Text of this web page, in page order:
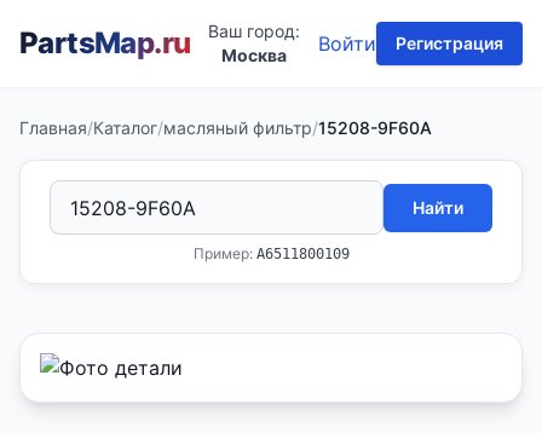
PartsMap.ru
Ваш город:
Москва
Войти Регистрация
Главная/Каталог/масляный фильтр/15208-9F60A
Найти
Пример: A6511800109